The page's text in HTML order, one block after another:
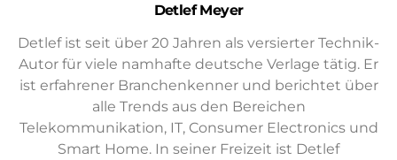
Detlef Meyer
Detlef ist seit über 20 Jahren als versierter Technik-
Autor für viele namhafte deutsche Verlage tätig. Er
ist erfahrener Branchenkenner und berichtet über
alle Trends aus den Bereichen
Telekommunikation, IT, Consumer Electronics und
Smart Home. In seiner Freizeit ist Detlef